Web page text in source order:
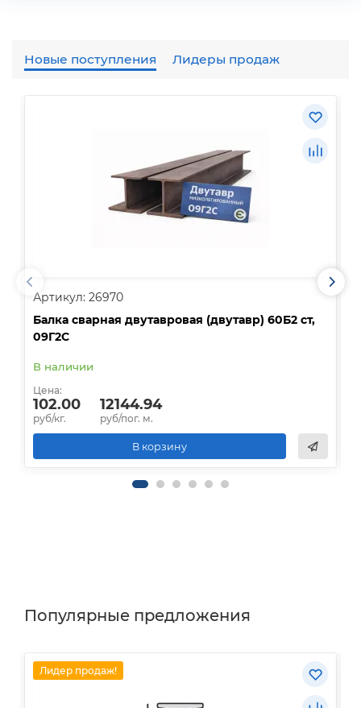
Новые поступления Лидеры продаж
Артикул: 26970
Балка сварная двутавровая (двутавр) 60Б2 ст,
09Г2С
В наличии
Цена:
102.00
руб/кг.
12144.94
руб/пог. м.
В корзину
Популярные предложения
Лидер продаж!